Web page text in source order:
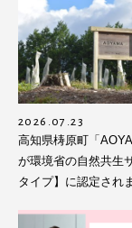
2026.07.23
高知県梼原町「
が環境省の自然共生
タイプ】に認定され